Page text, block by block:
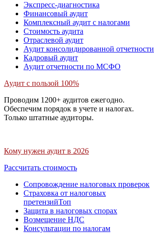
Экспресс-диагностика
Финансовый аудит
Комплексный аудит с налогами
Стоимость аудита
Отраслевой аудит
Аудит консолидированной отчетности
Кадровый аудит
Аудит отчетности по МСФО
Аудит с пользой 100%
Проводим 1200+ аудитов ежегодно.
Обеспечим порядок в учете и налогах.
Только штатные аудиторы.
Кому нужен аудит в 2026
Рассчитать стоимость
Сопровождение налоговых проверок
Страховка от налоговых
претензийТоп
Защита в налоговых спорах
Возмещение НДС
Консультации по налогам